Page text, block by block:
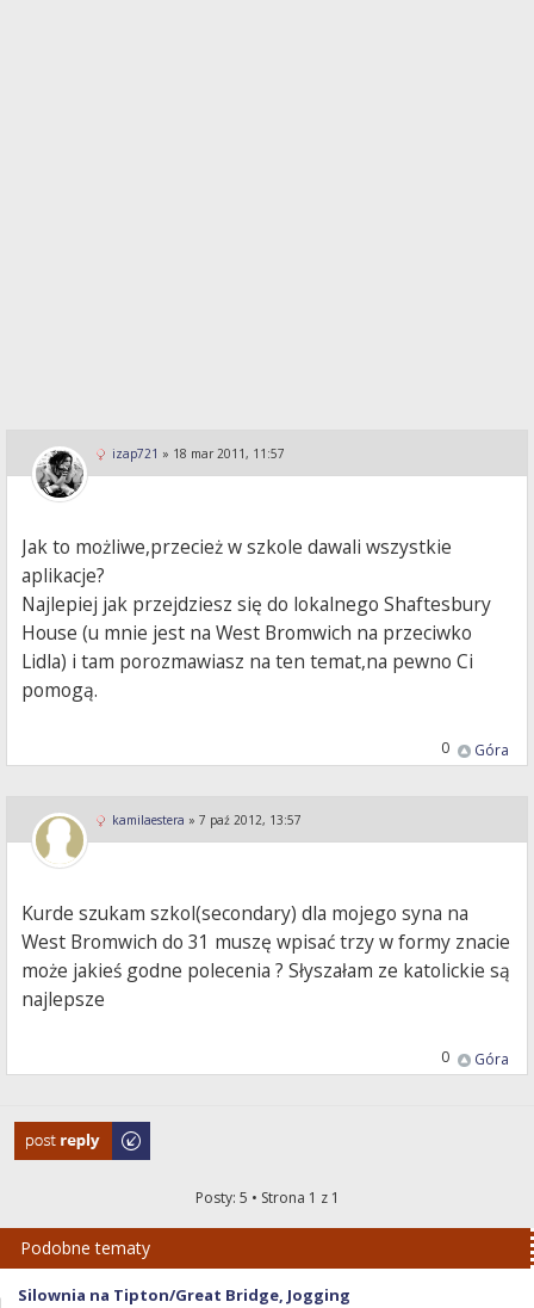
izap721 » 18 mar 2011, 11:57
Jak to możliwe,przecież w szkole dawali wszystkie
aplikacje?
Najlepiej jak przejdziesz się do lokalnego Shaftesbury
House (u mnie jest na West Bromwich na przeciwko
Lidla) i tam porozmawiasz na ten temat,na pewno Ci
pomogą.
Góra
0
kamilaestera » 7 paź 2012, 13:57
Kurde szukam szkol(secondary) dla mojego syna na
West Bromwich do 31 muszę wpisać trzy w formy znacie
może jakieś godne polecenia ? Słyszałam ze katolickie są
najlepsze
Góra
0
Odpowiedz
Posty: 5 • Strona 1 z 1
Podobne tematy
Silownia na Tipton/Great Bridge, Jogging